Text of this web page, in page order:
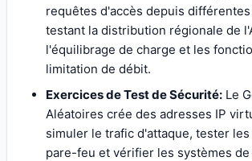
requêtes d'accès depuis
testant la distribution régionale de
l'équilibrage de charge et les
limitation de débit.
Exercices de Test de Sécurité: Le
Aléatoires crée des adresses IP
simuler le trafic d'attaque, tester
pare-feu et vérifier les systèmes